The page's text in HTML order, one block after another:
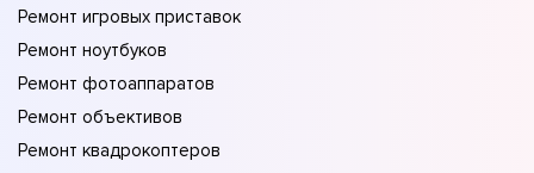
Ремонт игровых приставок
Ремонт ноутбуков
Ремонт фотоаппаратов
Ремонт объективов
Ремонт квадрокоптеров